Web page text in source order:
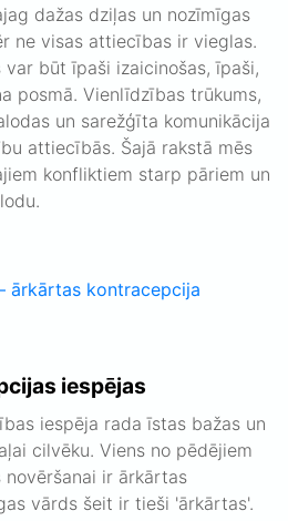
dažas dziļas un nozīmīgas
ne visas attiecības ir vieglas.
būt īpaši izaicinošas, īpaši,
posmā. Vienlīdzības trūkums,
un sarežģīta komunikācija
attiecībās. Šajā rakstā mēs
konfliktiem starp pāriem un
iespējas
iespēja rada īstas bažas un
cilvēku. Viens no pēdējiem
ir ārkārtas
vārds šeit ir tieši 'ārkārtas'.